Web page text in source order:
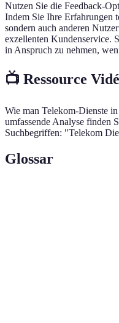
Nutzen Sie die Feedback-
Indem Sie Ihre Erfahrungen
sondern auch anderen
exzellenten Kundenservice.
in Anspruch zu nehmen,
📺 Ressource
Wie man Telekom-Dienste
umfassende Analyse finden
Suchbegriffen: "Telekom
Glossar